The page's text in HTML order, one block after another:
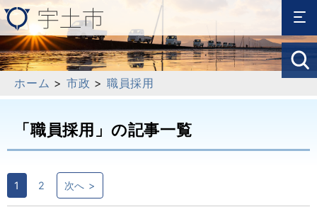
ホーム > 市政 > 職員採用
「職員採用」の記事一覧
1 2 次へ >